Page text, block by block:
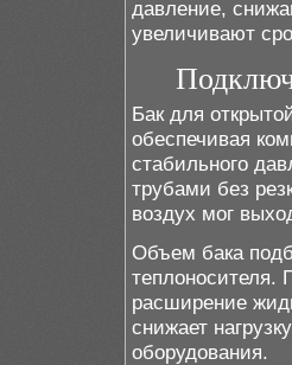
давление,
увеличивают
Бак для
обеспечивая
стабильного
трубами без
воздух мог
Объем бака
теплоносителя.
расширение
снижает
оборудования.